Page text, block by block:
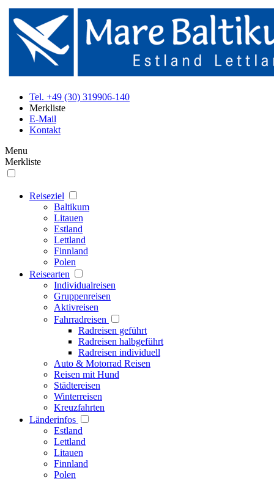
Tel. +49 (30) 319906-140
Merkliste
E-Mail
Kontakt
Menu
Merkliste
Reiseziel
Baltikum
Litauen
Estland
Lettland
Finnland
Polen
Reisearten
Individualreisen
Gruppenreisen
Aktivreisen
Fahrradreisen
Radreisen geführt
Radreisen halbgeführt
Radreisen individuell
Auto & Motorrad Reisen
Reisen mit Hund
Städtereisen
Winterreisen
Kreuzfahrten
Länderinfos
Estland
Lettland
Litauen
Finnland
Polen